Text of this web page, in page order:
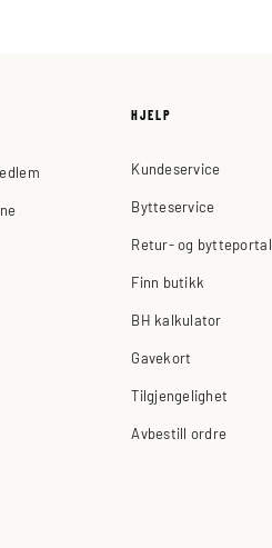
HJELP
Kundeservice
Bytteservice
Retur- og bytteportal
Finn butikk
BH kalkulator
Gavekort
Tilgjengelighet
Avbestill ordre